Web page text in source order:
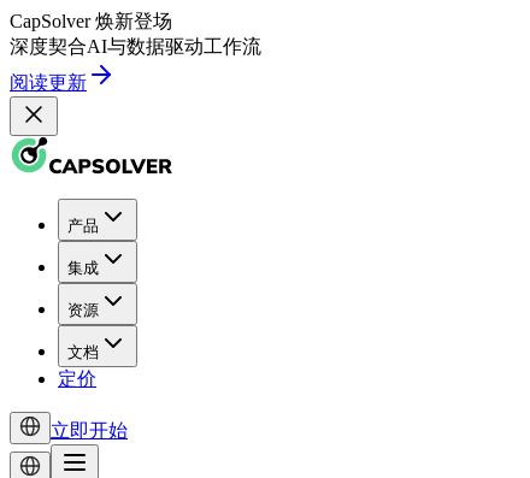
CapSolver 焕新登场
深度契合AI与数据驱动工作流
阅读更新
产品
集成
资源
文档
定价
立即开始